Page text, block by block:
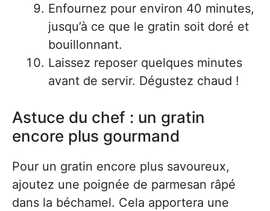
Enfournez pour environ 40 minutes,
jusqu’à ce que le gratin soit doré et
bouillonnant.
Laissez reposer quelques minutes
avant de servir. Dégustez chaud !
Astuce du chef : un gratin
encore plus gourmand
Pour un gratin encore plus savoureux,
ajoutez une poignée de parmesan râpé
dans la béchamel. Cela apportera une